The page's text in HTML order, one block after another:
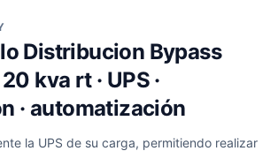
Distribucion Bypass
kva rt · UPS ·
· automatización
la UPS de su carga, permitiendo realizar